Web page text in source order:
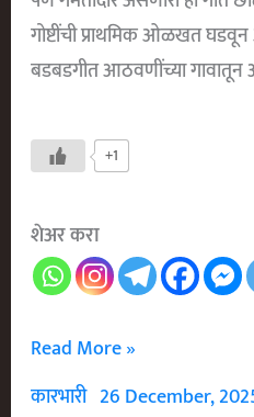
गोष्टींची प्राथमिक ओळखत
बडबडगीत आठवणींच्या गावातून
+1
शेअर करा
माझी
बाहुली
Read More »
कारभारी 26 December,